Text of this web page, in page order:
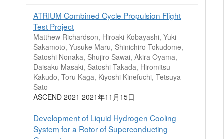
ATRIUM Combined Cycle Propulsion Flight
Test Project
Matthew Richardson, Hiroaki Kobayashi, Yuki
Sakamoto, Yusuke Maru, Shinichiro Tokudome,
Satoshi Nonaka, Shujiro Sawai, Akira Oyama,
Daisaku Masaki, Satoshi Takada, Hiromitsu
Kakudo, Toru Kaga, Kiyoshi Kinefuchi, Tetsuya
Sato
ASCEND 2021 2021年11月15日
Development of Liquid Hydrogen Cooling
System for a Rotor of Superconducting